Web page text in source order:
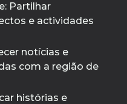
Partilhar
e actividades
notícias e
com a região de
histórias e